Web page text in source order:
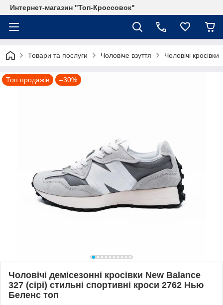
Интернет-магазин "Топ-Кроссовок"
Товари та послуги Чоловіче взуття Чоловічі кросівки
Топ продажів –30%
Чоловічі демісезонні кросівки New Balance
327 (сірі) стильні спортивні кроси 2762 Нью
Беленс топ